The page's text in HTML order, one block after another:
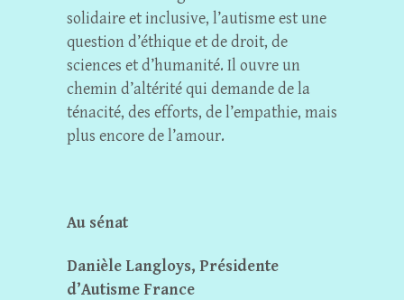
solidaire et inclusive, l’autisme est une
question d’éthique et de droit, de
sciences et d’humanité. Il ouvre un
chemin d’altérité qui demande de la
ténacité, des efforts, de l’empathie, mais
plus encore de l’amour.
Au sénat
Danièle Langloys, Présidente
d’Autisme France